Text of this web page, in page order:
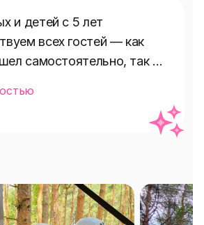
и детей с 5 лет
всех гостей — как
самостоятельно, так и
не смогут попробовать
атмосферной лесной